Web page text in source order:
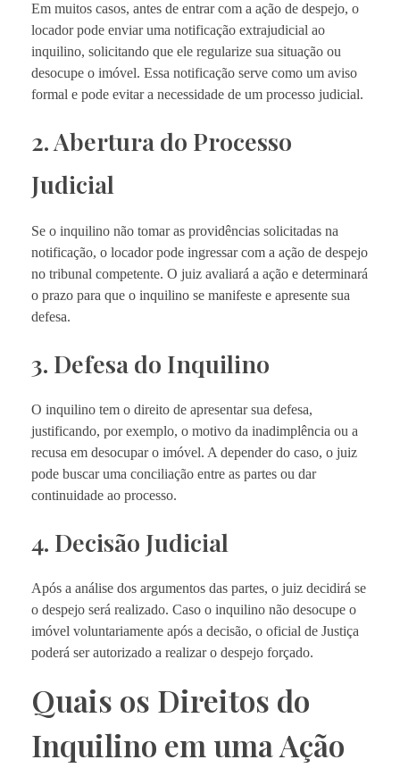
Em muitos casos, antes de entrar com a ação de despejo, o
locador pode enviar uma notificação extrajudicial ao
inquilino, solicitando que ele regularize sua situação ou
desocupe o imóvel. Essa notificação serve como um aviso
formal e pode evitar a necessidade de um processo judicial.
2. Abertura do Processo
Judicial
Se o inquilino não tomar as providências solicitadas na
notificação, o locador pode ingressar com a ação de despejo
no tribunal competente. O juiz avaliará a ação e determinará
o prazo para que o inquilino se manifeste e apresente sua
defesa.
3. Defesa do Inquilino
O inquilino tem o direito de apresentar sua defesa,
justificando, por exemplo, o motivo da inadimplência ou a
recusa em desocupar o imóvel. A depender do caso, o juiz
pode buscar uma conciliação entre as partes ou dar
continuidade ao processo.
4. Decisão Judicial
Após a análise dos argumentos das partes, o juiz decidirá se
o despejo será realizado. Caso o inquilino não desocupe o
imóvel voluntariamente após a decisão, o oficial de Justiça
poderá ser autorizado a realizar o despejo forçado.
Quais os Direitos do
Inquilino em uma Ação